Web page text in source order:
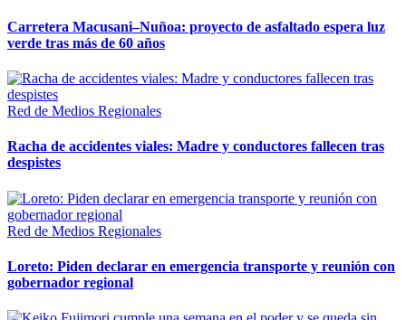
Carretera Macusani–Nuñoa: proyecto de asfaltado espera luz
verde tras más de 60 años
Red de Medios Regionales
Racha de accidentes viales: Madre y conductores fallecen tras
despistes
Red de Medios Regionales
Loreto: Piden declarar en emergencia transporte y reunión con
gobernador regional